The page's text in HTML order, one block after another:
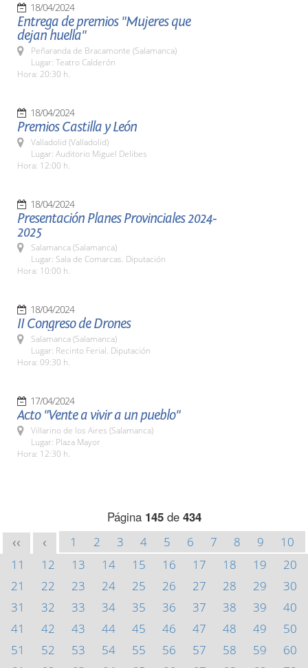
18/04/2024
Entrega de premios "Mujeres que
dejan huella"
Peñaranda de Bracamonte (Salamanca)
Lugar: Teatro Calderón
Hora: 20:30 h.
18/04/2024
Premios Castilla y León
Valladolid (Valladolid)
Lugar: Auditorio Miguel Delibes
Hora: 12:00 h.
18/04/2024
Presentación Planes Provinciales 2024-
2025
Salamanca (Salamanca)
Lugar: Sala de Comarcas. Diputación
Hora: 10:00 h.
18/04/2024
II Congreso de Drones
Salamanca (Salamanca)
Lugar: Recinto Ferial. Diputación
Hora: 09:30 h.
17/04/2024
Acto "Vente a vivir a un pueblo"
Villarino de los Aires (Salamanca)
Lugar: Plaza Mayor
Hora: 12:30 h.
Página 145de 434
<< < 1 2 3 4 5 6 7 8 9
10
11
12 13 14 15 16 17 18 19
20
21
22 23 24 25 26 27 28 29
30
31
32 33 34 35 36 37 38 39
40
41
42 43 44 45 46 47 48 49
50
51
52 53 54 55 56 57 58 59
60